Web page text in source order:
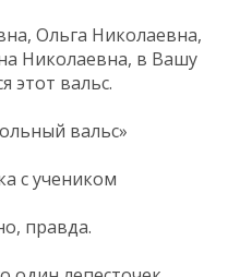
Ольга Николаевна,
Николаевна, в Вашу
этот вальс.
вальс»
с учеником
правда.